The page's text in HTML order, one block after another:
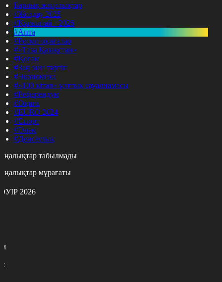
Барлық жаңалықтар
#Жолдау 2025
#Құрылтай - 2026
#Апта
#Ресми оқиғалар
#«Таза Қазақстан»
#Қоғам
#Заң мен тәртіп
#Экономика
#«100 кітап» ұлттық сауалнамасы
#Референдум
#Оқиға
#EURO 2024
#Спорт
#Әлем
#Денсаулық
табылмады
мұрағаты
2026